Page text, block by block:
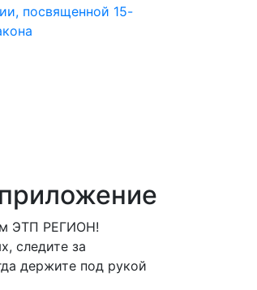
посвященной 15-
ЭТП РЕГИОН!
следите за
держите под рукой